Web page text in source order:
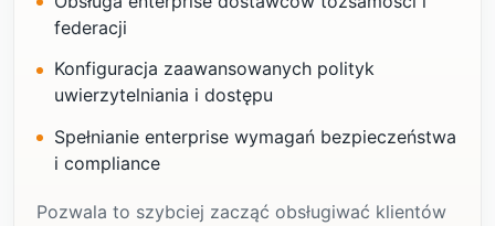
federacji
Konfiguracja zaawansowanych polityk
uwierzytelniania i dostępu
Spełnianie enterprise wymagań bezpieczeństwa
i compliance
Pozwala to szybciej zacząć obsługiwać klientów